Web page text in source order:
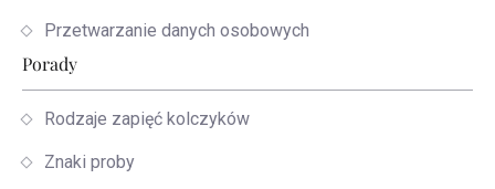
Przetwarzanie danych osobowych
Porady
Rodzaje zapięć kolczyków
Znaki proby